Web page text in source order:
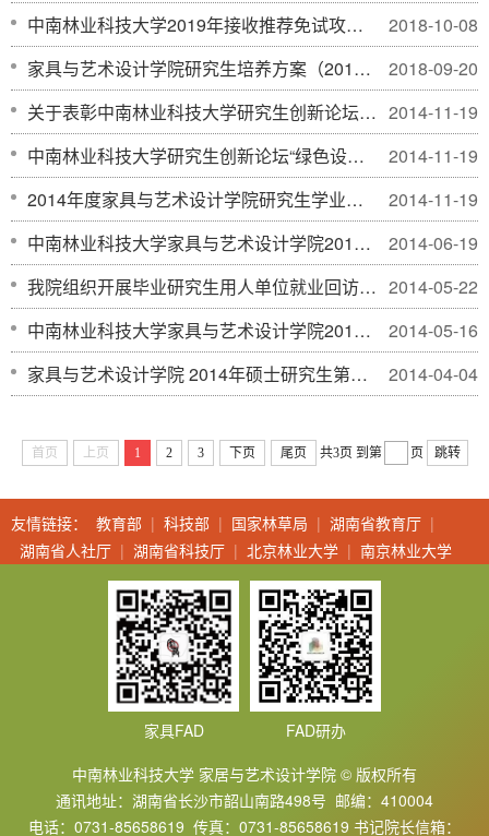
2018-10-08
中南林业科技大学2019年接收推荐免试攻读硕士学位通知
2018-09-20
家具与艺术设计学院研究生培养方案（2018）
2014-11-19
关于表彰中南林业科技大学研究生创新论坛“绿色设计”分论坛优秀论文的决定
2014-11-19
中南林业科技大学研究生创新论坛“绿色设计”分论坛会议安排
2014-11-19
2014年度家具与艺术设计学院研究生学业奖学金评定结果公示
2014-06-19
中南林业科技大学家具与艺术设计学院2014年在职人员攻读硕士专业学位招生简章
2014-05-22
我院组织开展毕业研究生用人单位就业回访工作
2014-05-16
中南林业科技大学家具与艺术设计学院2014年博士研究生复试与录取工作方案
2014-04-04
家具与艺术设计学院 2014年硕士研究生第一批拟录名单
首页 上页 1 2 3 下页 尾页 共3页 到第 页 跳转
友情链接： 教育部 | 科技部 | 国家林草局 | 湖南省教育厅 |
湖南省人社厅 | 湖南省科技厅 | 北京林业大学 | 南京林业大学
家具FAD
FAD研办
中南林业科技大学 家居与艺术设计学院 © 版权所有
通讯地址：湖南省长沙市韶山南路498号 邮编：410004
电话：0731-85658619 传真：0731-85658619 书记院长信箱：